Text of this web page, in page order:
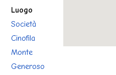
Luogo
Società
Cinofila
Monte
Generoso